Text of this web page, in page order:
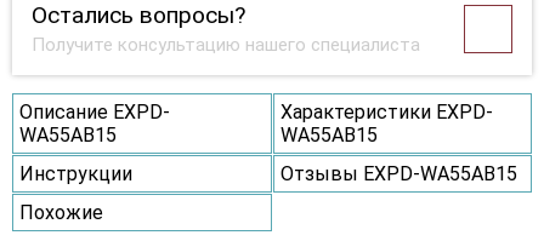
Остались вопросы?
Получите консультацию нашего специалиста
Описание EXPD-
WA55AB15
Характеристики EXPD-
WA55AB15
Инструкции
Отзывы EXPD-WA55AB15
Похожие